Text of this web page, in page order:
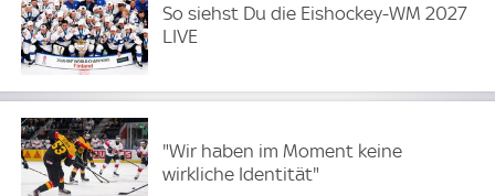
So siehst Du die Eishockey-WM 2027
LIVE
"Wir haben im Moment keine
wirkliche Identität"